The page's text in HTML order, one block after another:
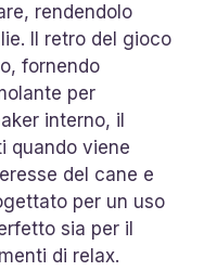
rendendolo
Il retro del gioco
fornendo
per
interno, il
quando viene
del cane e
per un uso
sia per il
di relax.